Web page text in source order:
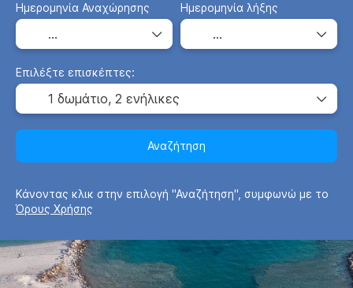
Ημερομηνία Αναχώρησης Ημερομηνία λήξης
Επιλέξτε επισκέπτες:
1 δωμάτιο, 2 ενήλικες
Αναζήτηση
Κάνοντας κλικ στην επιλογή "Αναζήτηση", συμφωνώ με το
Όρους Χρήσης